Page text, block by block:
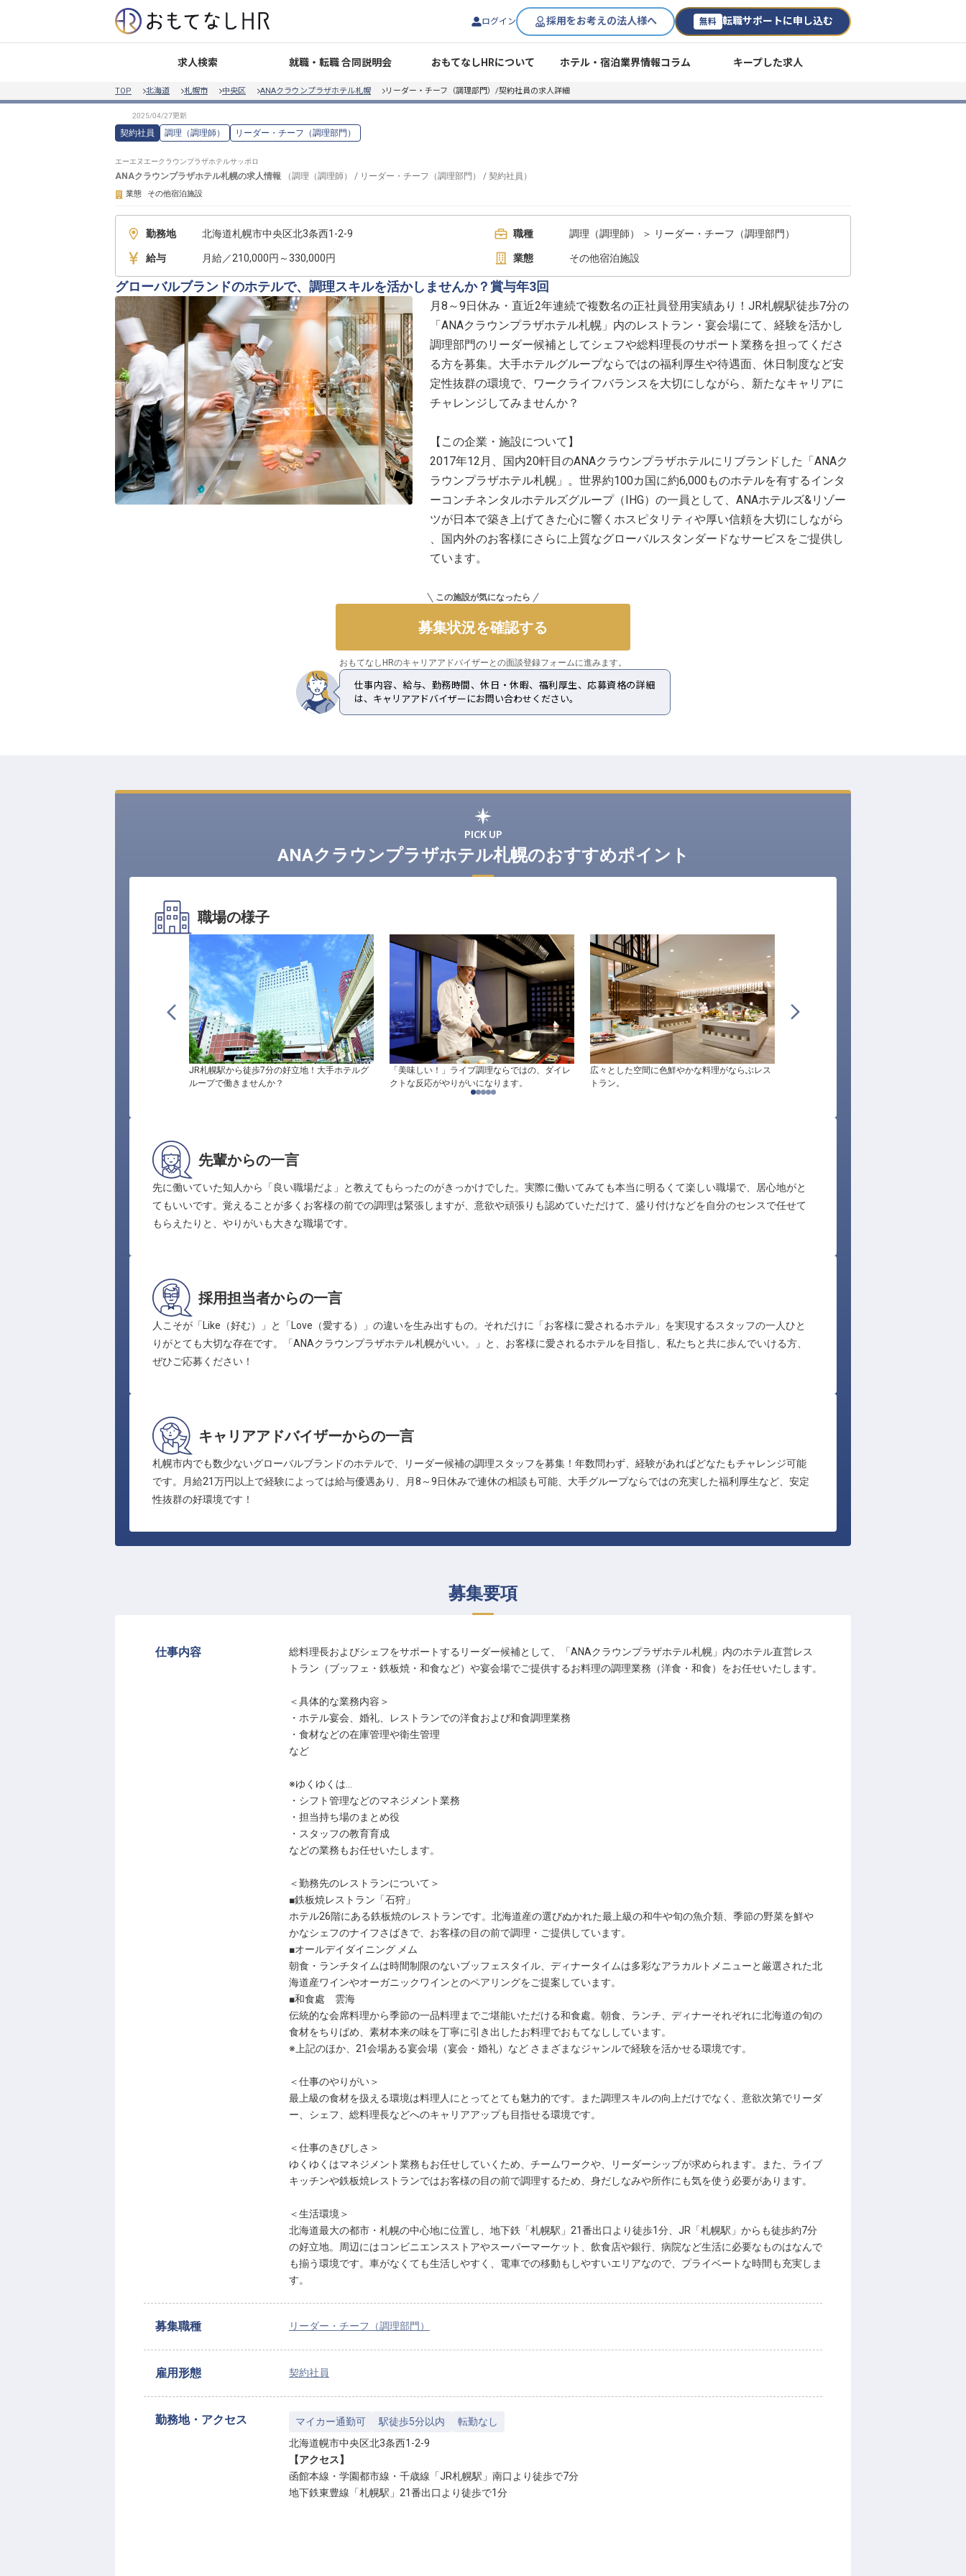
ログイン 採用をお考えの法人様へ 無料 転職サポートに申し込む
求人検索 就職・転職 合同説明会 おもてなしHRについて ホテル・宿泊業界情報コラム キープした求人
TOP 北海道 札幌市 中央区 ANAクラウンプラザホテル札幌 リーダー・チーフ（調理部門）/契約社員の求人詳細
契約社員 調理（調理師） リーダー・チーフ（調理部門）
エーエヌエークラウンプラザホテルサッポロ
ANAクラウンプラザホテル札幌の求人情報 （調理（調理師） / リーダー・チーフ（調理部門） / 契約社員 ）
業態 その他宿泊施設
勤務地 北海道札幌市中央区北3条西1-2-9 職種 調理（調理師） ＞ リーダー・チーフ（調理部門）
給与 月給／210,000円～330,000円 業態 その他宿泊施設
グローバルブランドのホテルで、調理スキルを活かしませんか？賞与年3回
月8～9日休み・直近2年連続で複数名の正社員登用実績あり！JR札幌駅徒歩7分の
「ANAクラウンプラザホテル札幌」内のレストラン・宴会場にて、経験を活かし
調理部門のリーダー候補としてシェフや総料理長のサポート業務を担ってくださ
る方を募集。大手ホテルグループならではの福利厚生や待遇面、休日制度など安
定性抜群の環境で、ワークライフバランスを大切にしながら、新たなキャリアに
チャレンジしてみませんか？
【この企業・施設について】
2017年12月、国内20軒目のANAクラウンプラザホテルにリブランドした「ANAク
ラウンプラザホテル札幌」。世界約100カ国に約6,000ものホテルを有するインタ
ーコンチネンタルホテルズグループ（IHG）の一員として、ANAホテルズ&リゾー
ツが日本で築き上げてきた心に響くホスピタリティや厚い信頼を大切にしながら
、国内外のお客様にさらに上質なグローバルスタンダードなサービスをご提供し
ています。
この施設が気になったら
募集状況を確認する
おもてなしHRのキャリアアドバイザーとの面談登録フォームに進みます。
仕事内容、給与、勤務時間、休日・休暇、福利厚生、応募資格の詳細
は、キャリアアドバイザーにお問い合わせください。
PICK UP
ANAクラウンプラザホテル札幌のおすすめポイント
職場の様子
JR札幌駅から徒歩7分の好立地！大手ホテルグ
ループで働きませんか？
「美味しい！」ライブ調理ならではの、ダイレ
クトな反応がやりがいになります。
広々とした空間に色鮮やかな料理がならぶレス
トラン。
先輩からの一言
先に働いていた知人から「良い職場だよ」と教えてもらったのがきっかけでした。実際に働いてみても本当に明るくて楽しい職場で、居心地がと
てもいいです。覚えることが多くお客様の前での調理は緊張しますが、意欲や頑張りも認めていただけて、盛り付けなどを自分のセンスで任せて
もらえたりと、やりがいも大きな職場です。
採用担当者からの一言
人こそが「Like（好む）」と「Love（愛する）」の違いを生み出すもの。それだけに「お客様に愛されるホテル」を実現するスタッフの一人ひと
りがとても大切な存在です。「ANAクラウンプラザホテル札幌がいい。」と、お客様に愛されるホテルを目指し、私たちと共に歩んでいける方、
ぜひご応募ください！
キャリアアドバイザーからの一言
札幌市内でも数少ないグローバルブランドのホテルで、リーダー候補の調理スタッフを募集！年数問わず、経験があればどなたもチャレンジ可能
です。月給21万円以上で経験によっては給与優遇あり、月8～9日休みで連休の相談も可能、大手グループならではの充実した福利厚生など、安定
性抜群の好環境です！
募集要項
仕事内容
総料理長およびシェフをサポートするリーダー候補として、「ANAクラウンプラザホテル札幌」内のホテル直営レス
トラン（ブッフェ・鉄板焼・和食など）や宴会場でご提供するお料理の調理業務（洋食・和食）をお任せいたします。
＜具体的な業務内容＞
・ホテル宴会、婚礼、レストランでの洋食および和食調理業務
・食材などの在庫管理や衛生管理
など
※ゆくゆくは…
・シフト管理などのマネジメント業務
・担当持ち場のまとめ役
・スタッフの教育育成
などの業務もお任せいたします。
＜勤務先のレストランについて＞
■鉄板焼レストラン「石狩」
ホテル26階にある鉄板焼のレストランです。北海道産の選びぬかれた最上級の和牛や旬の魚介類、季節の野菜を鮮や
かなシェフのナイフさばきで、お客様の目の前で調理・ご提供しています。
■オールデイダイニング メム
朝食・ランチタイムは時間制限のないブッフェスタイル、ディナータイムは多彩なアラカルトメニューと厳選された北
海道産ワインやオーガニックワインとのペアリングをご提案しています。
■和食處 雲海
伝統的な会席料理から季節の一品料理までご堪能いただける和食處。朝食、ランチ、ディナーそれぞれに北海道の旬の
食材をちりばめ、素材本来の味を丁寧に引き出したお料理でおもてなししています。
※上記のほか、21会場ある宴会場（宴会・婚礼）など さまざまなジャンルで経験を活かせる環境です。
＜仕事のやりがい＞
最上級の食材を扱える環境は料理人にとってとても魅力的です。また調理スキルの向上だけでなく、意欲次第でリーダ
ー、シェフ、総料理長などへのキャリアアップも目指せる環境です。
＜仕事のきびしさ＞
ゆくゆくはマネジメント業務もお任せしていくため、チームワークや、リーダーシップが求められます。また、ライブ
キッチンや鉄板焼レストランではお客様の目の前で調理するため、身だしなみや所作にも気を使う必要があります。
＜生活環境＞
北海道最大の都市・札幌の中心地に位置し、地下鉄「札幌駅」21番出口より徒歩1分、JR「札幌駅」からも徒歩約7分
の好立地。周辺にはコンビニエンスストアやスーパーマーケット、飲食店や銀行、病院など生活に必要なものはなんで
も揃う環境です。車がなくても生活しやすく、電車での移動もしやすいエリアなので、プライベートな時間も充実しま
す。
募集職種 リーダー・チーフ（調理部門）
雇用形態 契約社員
勤務地・アクセス マイカー通勤可 駅徒歩5分以内
転勤なし
北海道幌市中央区北3条西1-2-9
【アクセス】
函館本線・学園都市線・千歳線「JR札幌駅」南口より徒歩で7分
地下鉄東豊線「札幌駅」21番出口より徒歩で1分